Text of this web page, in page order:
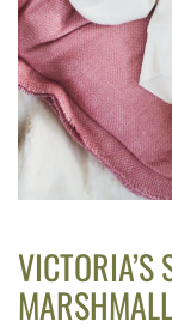
VICTORIA’S